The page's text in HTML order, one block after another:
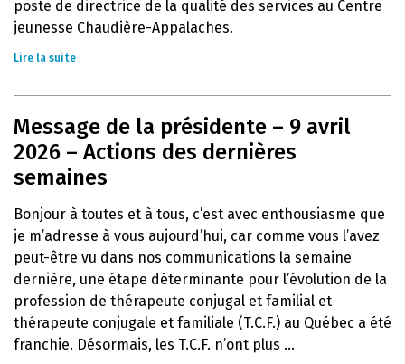
poste de directrice de la qualité des services au Centre
jeunesse Chaudière-Appalaches.
Lire la suite
Message de la présidente – 9 avril
2026 – Actions des dernières
semaines
Bonjour à toutes et à tous, c’est avec enthousiasme que
je m’adresse à vous aujourd’hui, car comme vous l’avez
peut-être vu dans nos communications la semaine
dernière, une étape déterminante pour l’évolution de la
profession de thérapeute conjugal et familial et
thérapeute conjugale et familiale (T.C.F.) au Québec a été
franchie. Désormais, les T.C.F. n’ont plus ...